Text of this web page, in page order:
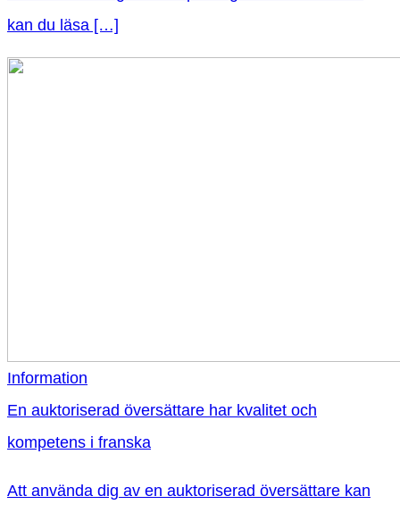
kan du läsa […]
Information
En auktoriserad översättare har kvalitet och
kompetens i franska
Att använda dig av en auktoriserad översättare kan